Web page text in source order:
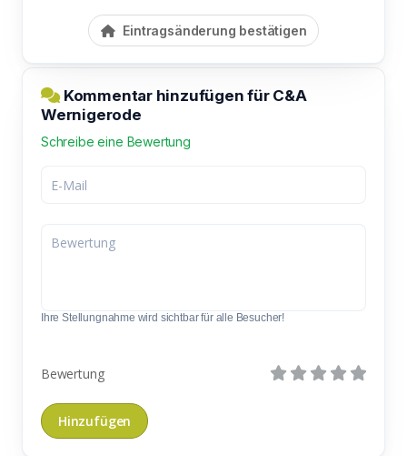
Eintragsänderung bestätigen
Kommentar hinzufügen für C&A
Wernigerode
Schreibe eine Bewertung
Ihre Stellungnahme wird sichtbar für alle Besucher!
Bewertung